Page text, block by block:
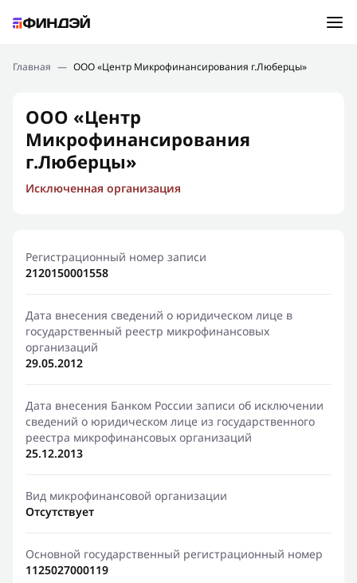
Подбор займа
Новости
Финансовое просвещение
Главная — ООО «Центр Микрофинансирования г.Люберцы»
ООО «Центр
Микрофинансирования
г.Люберцы»
Исключенная организация
Регистрационный номер записи
2120150001558
Дата внесения сведений о юридическом лице в
государственный реестр микрофинансовых
организаций
29.05.2012
Дата внесения Банком России записи об исключении
сведений о юридическом лице из государственного
реестра микрофинансовых организаций
25.12.2013
Вид микрофинансовой организации
Отсутствует
Основной государственный регистрационный номер
1125027000119
Ошибка:Контактная форма не найдена.
Спасибо, что написали нам
Мы свяжемся с Вами в ближайшее время и сообщим
результат
Отправить новый запрос